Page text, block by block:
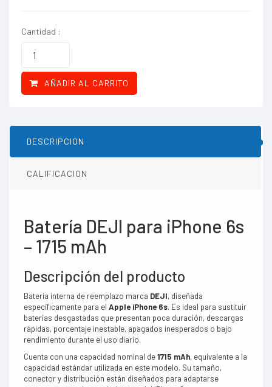
Cantidad :
AÑADIR AL CARRITO
DESCRIPCION
CALIFICACION
Batería DEJI para iPhone 6s
– 1715 mAh
Descripción del producto
Batería interna de reemplazo marca DEJI, diseñada
específicamente para el Apple iPhone 6s. Es ideal para sustituir
baterías desgastadas que presentan poca duración, descargas
rápidas, porcentaje inestable, apagados inesperados o bajo
rendimiento durante el uso diario.
Cuenta con una capacidad nominal de1715 mAh, equivalente a la
capacidad estándar utilizada en este modelo. Su tamaño,
conector y distribución están diseñados para adaptarse